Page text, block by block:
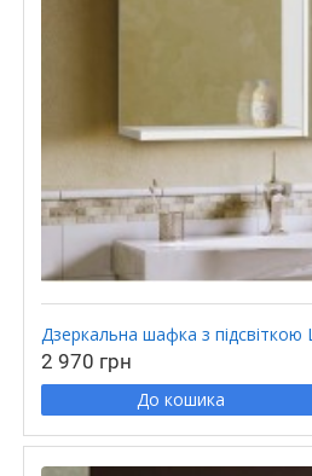
Дзеркальна шафка з
2 970 грн
До кошика